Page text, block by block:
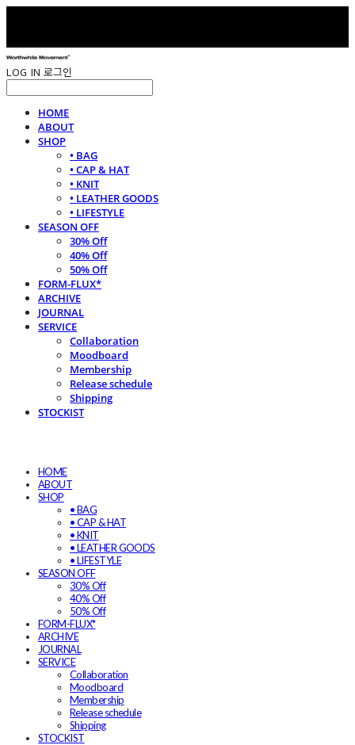
LOG IN 로그인
HOME
ABOUT
SHOP
• BAG
• CAP & HAT
• KNIT
• LEATHER GOODS
• LIFESTYLE
SEASON OFF
30% Off
40% Off
50% Off
FORM-FLUX*
ARCHIVE
JOURNAL
SERVICE
Collaboration
Moodboard
Membership
Release schedule
Shipping
STOCKIST
HOME
ABOUT
SHOP
• BAG
• CAP & HAT
• KNIT
• LEATHER GOODS
• LIFESTYLE
SEASON OFF
30% Off
40% Off
50% Off
FORM-FLUX*
ARCHIVE
JOURNAL
SERVICE
Collaboration
Moodboard
Membership
Release schedule
Shipping
STOCKIST